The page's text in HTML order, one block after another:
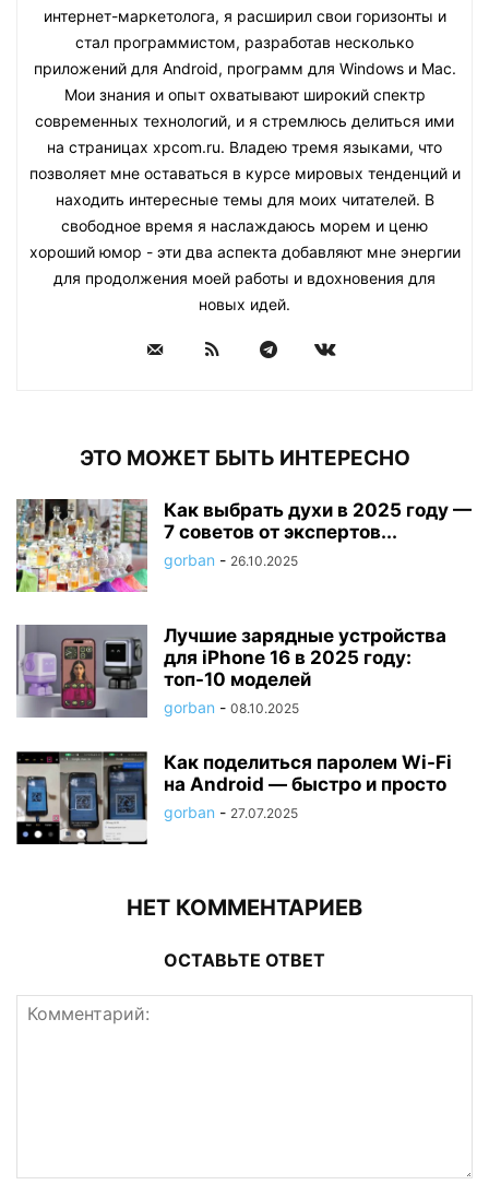
интернет-маркетолога, я расширил свои горизонты и
стал программистом, разработав несколько
приложений для Android, программ для Windows и Mac.
Мои знания и опыт охватывают широкий спектр
современных технологий, и я стремлюсь делиться ими
на страницах xpcom.ru. Владею тремя языками, что
позволяет мне оставаться в курсе мировых тенденций и
находить интересные темы для моих читателей. В
свободное время я наслаждаюсь морем и ценю
хороший юмор - эти два аспекта добавляют мне энергии
для продолжения моей работы и вдохновения для
новых идей.
ЭТО МОЖЕТ БЫТЬ ИНТЕРЕСНО
Как выбрать духи в 2025 году —
7 советов от экспертов...
gorban - 26.10.2025
Лучшие зарядные устройства
для iPhone 16 в 2025 году:
топ-10 моделей
gorban - 08.10.2025
Как поделиться паролем Wi-Fi
на Android — быстро и просто
gorban - 27.07.2025
НЕТ КОММЕНТАРИЕВ
ОСТАВЬТЕ ОТВЕТ